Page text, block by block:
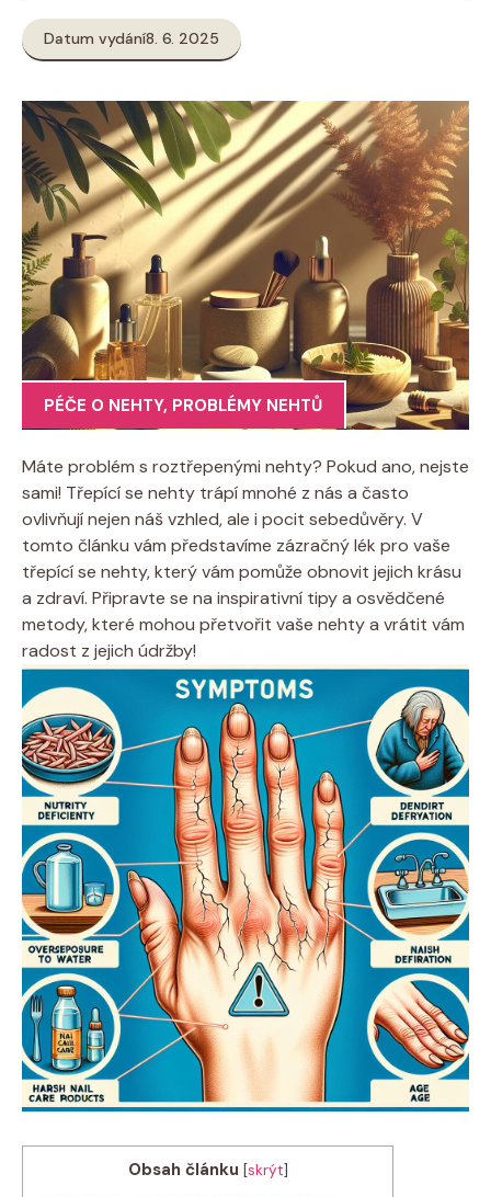
Datum vydání8. 6. 2025
PÉČE O NEHTY, PROBLÉMY NEHTŮ
Máte problém s roztřepenými nehty? Pokud ano, nejste
sami! Třepící se nehty trápí mnohé z nás a často
ovlivňují nejen náš vzhled, ale i pocit sebedůvěry. V
tomto článku vám představíme zázračný lék pro vaše
třepící se nehty, který vám pomůže obnovit jejich krásu
a zdraví. Připravte se na inspirativní tipy a osvědčené
metody, které mohou přetvořit vaše nehty a vrátit vám
radost z jejich údržby!
Obsah článku [skrýt]